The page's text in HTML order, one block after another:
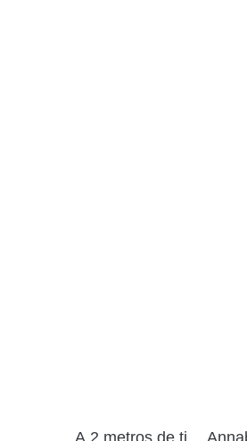
A 2 metros de ti